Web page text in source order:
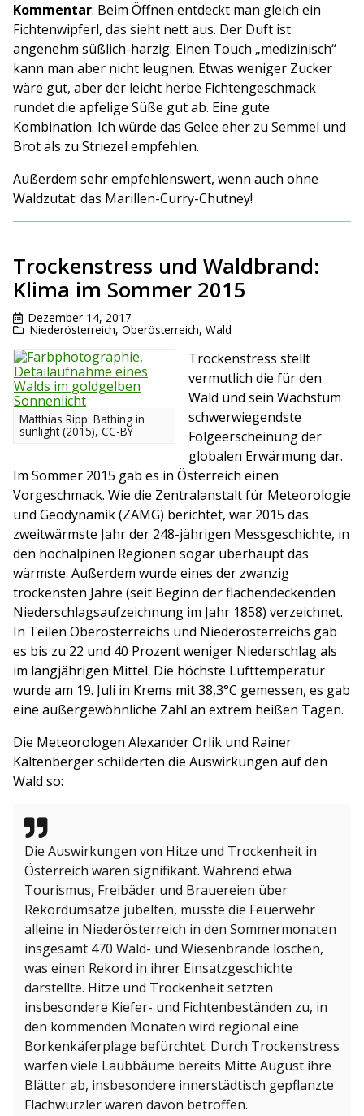
Kommentar: Beim Öffnen entdeckt man gleich ein
Fichtenwipferl, das sieht nett aus. Der Duft ist
angenehm süßlich-harzig. Einen Touch „medizinisch“
kann man aber nicht leugnen. Etwas weniger Zucker
wäre gut, aber der leicht herbe Fichtengeschmack
rundet die apfelige Süße gut ab. Eine gute
Kombination. Ich würde das Gelee eher zu Semmel und
Brot als zu Striezel empfehlen.
Außerdem sehr empfehlenswert, wenn auch ohne
Waldzutat: das Marillen-Curry-Chutney!
Trockenstress und Waldbrand:
Klima im Sommer 2015
Dezember 14, 2017
Niederösterreich, Oberösterreich, Wald
Matthias Ripp: Bathing in
sunlight (2015), CC-BY
Trockenstress stellt
vermutlich die für den
Wald und sein Wachstum
schwerwiegendste
Folgeerscheinung der
globalen Erwärmung dar.
Im Sommer 2015 gab es in Österreich einen
Vorgeschmack. Wie die Zentralanstalt für Meteorologie
und Geodynamik (ZAMG) berichtet, war 2015 das
zweitwärmste Jahr der 248-jährigen Messgeschichte, in
den hochalpinen Regionen sogar überhaupt das
wärmste. Außerdem wurde eines der zwanzig
trockensten Jahre (seit Beginn der flächendeckenden
Niederschlagsaufzeichnung im Jahr 1858) verzeichnet.
In Teilen Oberösterreichs und Niederösterreichs gab
es bis zu 22 und 40 Prozent weniger Niederschlag als
im langjährigen Mittel. Die höchste Lufttemperatur
wurde am 19. Juli in Krems mit 38,3°C gemessen, es gab
eine außergewöhnliche Zahl an extrem heißen Tagen.
Die Meteorologen Alexander Orlik und Rainer
Kaltenberger schilderten die Auswirkungen auf den
Wald so:
Die Auswirkungen von Hitze und Trockenheit in
Österreich waren signifikant. Während etwa
Tourismus, Freibäder und Brauereien über
Rekordumsätze jubelten, musste die Feuerwehr
alleine in Niederösterreich in den Sommermonaten
insgesamt 470 Wald- und Wiesenbrände löschen,
was einen Rekord in ihrer Einsatzgeschichte
darstellte. Hitze und Trockenheit setzten
insbesondere Kiefer- und Fichtenbeständen zu, in
den kommenden Monaten wird regional eine
Borkenkäferplage befürchtet. Durch Trockenstress
warfen viele Laubbäume bereits Mitte August ihre
Blätter ab, insbesondere innerstädtisch gepflanzte
Flachwurzler waren davon betroffen.